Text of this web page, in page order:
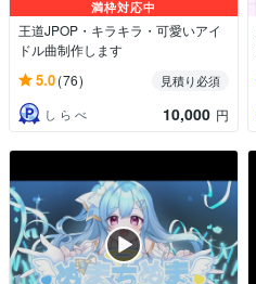
満枠対応中
王道JPOP・キラキラ・可愛いアイ
ドル曲制作します
5.0(76)
見積り必須
し ら べ
10,000 円